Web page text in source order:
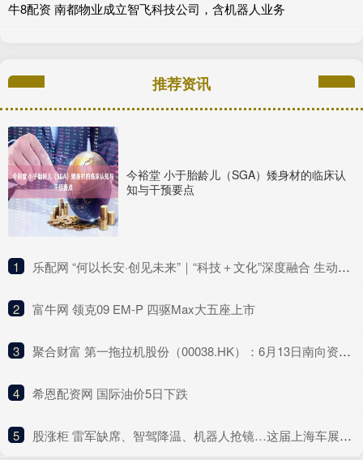
牛8配资 南都物业成立智飞科技公司，含机器人业务
推荐资讯
今裕堂 小于胎龄儿（SGA）矮身材的临床认
知与干预要点
1 ​乐配网 “何以长安·创见未来”｜“科技＋文化”深度融合 生动解码长安千年历史底蕴
2 ​富牛网 领克09 EM-P 四驱Max大五座上市
3 ​聚合财富 第一拖拉机股份（00038.HK）：6月13日南向资金增持223.6万股
4 ​希恩配资网 国际油价5日下跌
5 ​股涨柜 雷军缺席、智驾降温、机器人抢镜…这届上海车展没有“顶流”